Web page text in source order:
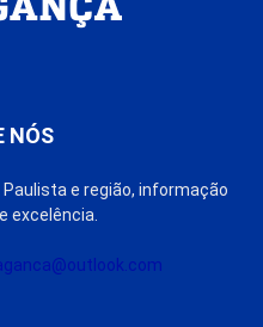
NÓS
e região, informação
excelência.